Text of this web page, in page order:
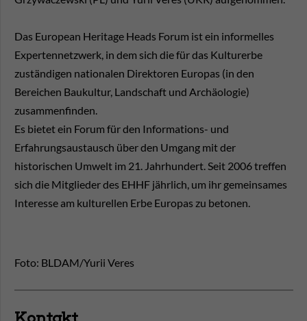
Das European Heritage Heads Forum ist ein informelles
Expertennetzwerk, in dem sich die für das Kulturerbe
zuständigen nationalen Direktoren Europas (in den
Bereichen Baukultur, Landschaft und Archäologie)
zusammenfinden.
Es bietet ein Forum für den Informations- und
Erfahrungsaustausch über den Umgang mit der
historischen Umwelt im 21. Jahrhundert. Seit 2006 treffen
sich die Mitglieder des EHHF jährlich, um ihr gemeinsames
Interesse am kulturellen Erbe Europas zu betonen.
Foto: BLDAM/Yurii Veres